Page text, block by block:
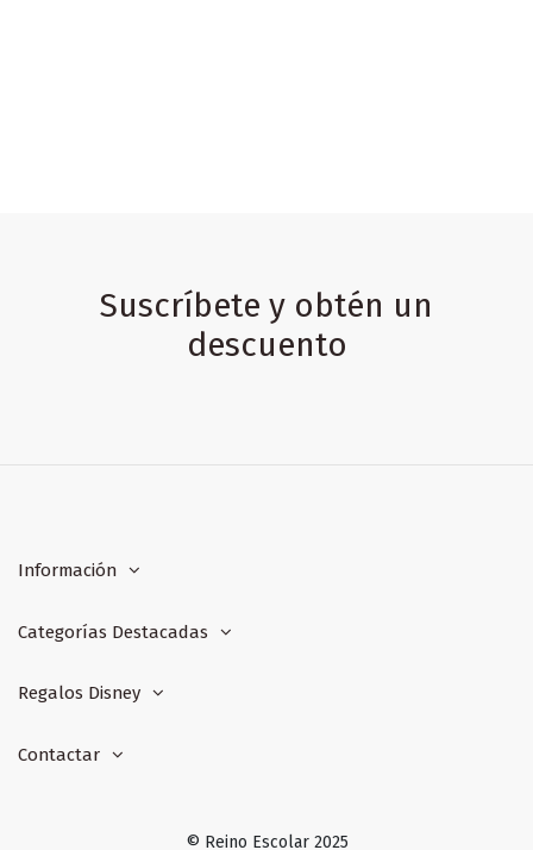
Suscríbete y obtén un
descuento
Información
Categorías Destacadas
Regalos Disney
Contactar
© Reino Escolar 2025